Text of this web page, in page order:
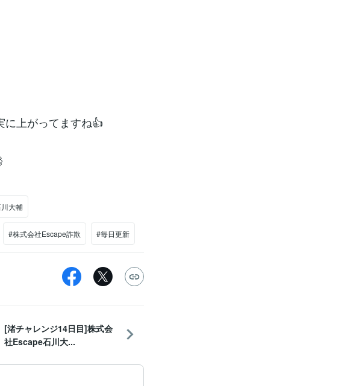
に上がってますね👍
大輔
#株式会社Escape詐欺 #毎日更新
[渚チャレンジ14日目]株式会
社Escape石川大...